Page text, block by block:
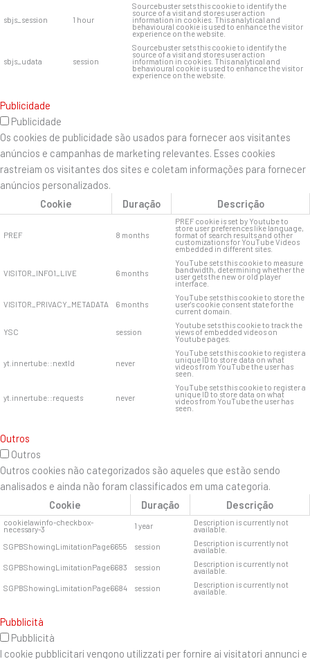
sbjs_session 1 hour
Sourcebuster sets this cookie to identify the
source of a visit and stores user action
information in cookies. This analytical and
behavioural cookie is used to enhance the visitor
experience on the website.
sbjs_udata session
Sourcebuster sets this cookie to identify the
source of a visit and stores user action
information in cookies. This analytical and
behavioural cookie is used to enhance the visitor
experience on the website.
Publicidade
Publicidade
Os cookies de publicidade são usados ​​para fornecer aos visitantes
anúncios e campanhas de marketing relevantes. Esses cookies
rastreiam os visitantes dos sites e coletam informações para fornecer
anúncios personalizados.
Cookie
Duração Descrição
PREF 8 months
PREF cookie is set by Youtube to
store user preferences like language,
format of search results and other
customizations for YouTube Videos
embedded in different sites.
VISITOR_INFO1_LIVE 6 months
YouTube sets this cookie to measure
bandwidth, determining whether the
user gets the new or old player
interface.
VISITOR_PRIVACY_METADATA 6 months
YouTube sets this cookie to store the
user's cookie consent state for the
current domain.
YSC session
Youtube sets this cookie to track the
views of embedded videos on
Youtube pages.
yt.innertube::nextId never
YouTube sets this cookie to register a
unique ID to store data on what
videos from YouTube the user has
seen.
yt.innertube::requests never
YouTube sets this cookie to register a
unique ID to store data on what
videos from YouTube the user has
seen.
Outros
Outros
Outros cookies não categorizados são aqueles que estão sendo
analisados ​​e ainda não foram classificados em uma categoria.
Cookie
Duração Descrição
cookielawinfo-checkbox-
necessary-3 1 year Description is currently not
available.
SGPBShowingLimitationPage6655
session Description is currently not
available.
SGPBShowingLimitationPage6683
session Description is currently not
available.
SGPBShowingLimitationPage6684
session Description is currently not
available.
Pubblicità
Pubblicità
I cookie pubblicitari vengono utilizzati per fornire ai visitatori annunci e